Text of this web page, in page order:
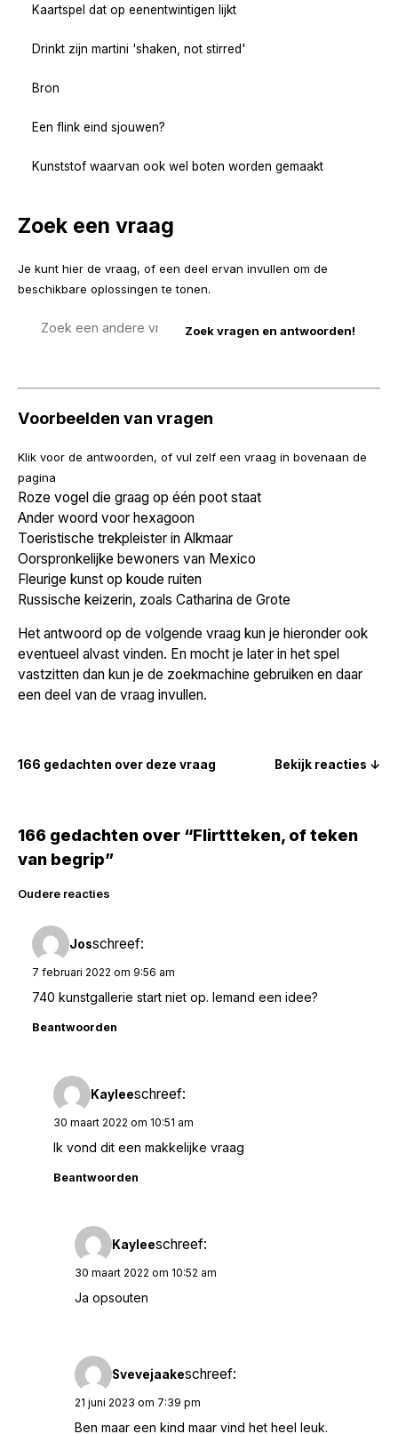
Kaartspel dat op eenentwintigen lijkt
Drinkt zijn martini 'shaken, not stirred'
Bron
Een flink eind sjouwen?
Kunststof waarvan ook wel boten worden gemaakt
Zoek een vraag
Je kunt hier de vraag, of een deel ervan invullen om de
beschikbare oplossingen te tonen.
Voorbeelden van vragen
Klik voor de antwoorden, of vul zelf een vraag in bovenaan de
pagina
Roze vogel die graag op één poot staat
Ander woord voor hexagoon
Toeristische trekpleister in Alkmaar
Oorspronkelijke bewoners van Mexico
Fleurige kunst op koude ruiten
Russische keizerin, zoals Catharina de Grote
Het antwoord op de volgende vraag kun je hieronder ook
eventueel alvast vinden. En mocht je later in het spel
vastzitten dan kun je de zoekmachine gebruiken en daar
een deel van de vraag invullen.
166 gedachten over deze vraag Bekijk reacties ↓
166 gedachten over “Flirttteken, of teken
van begrip”
Reacties
navigatie
Oudere reacties
Josschreef:
7 februari 2022 om 9:56 am
740 kunstgallerie start niet op. Iemand een idee?
Beantwoorden
Kayleeschreef:
30 maart 2022 om 10:51 am
Ik vond dit een makkelijke vraag
Beantwoorden
Kayleeschreef:
30 maart 2022 om 10:52 am
Ja opsouten
Svevejaakeschreef:
21 juni 2023 om 7:39 pm
Ben maar een kind maar vind het heel leuk.